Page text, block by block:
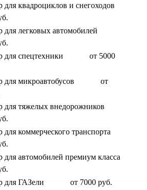
для квадроциклов и снегоходов
для легковых автомобилей
для спецтехники
от 5000
для микроавтобусов
от
для тяжелых внедорожников
для коммерческого транспорта
для автомобилей премиум класса
для ГАЗели
от 7000 руб.